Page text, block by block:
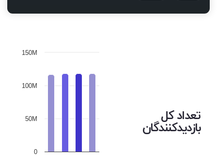
تعداد کل
بازدیدکنندگان
0
50M
100M
150M